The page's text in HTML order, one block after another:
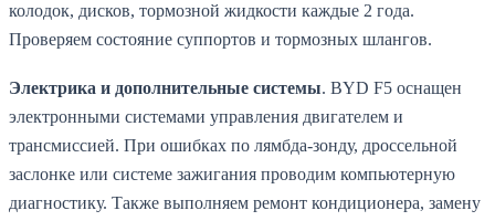
колодок, дисков, тормозной жидкости каждые 2 года.
Проверяем состояние суппортов и тормозных шлангов.
Электрика и дополнительные системы. BYD F5 оснащен
электронными системами управления двигателем и
трансмиссией. При ошибках по лямбда-зонду, дроссельной
заслонке или системе зажигания проводим компьютерную
диагностику. Также выполняем ремонт кондиционера, замену